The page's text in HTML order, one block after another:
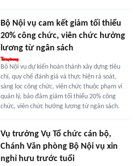
Bộ Nội vụ cam kết giảm tối thiểu
20% công chức, viên chức hưởng
lương từ ngân sách
Bộ Nội vụ dự kiến hoàn thành xây dựng tiêu
chí, quy chế đánh giá và thực hiện rà soát,
sàng lọc công chức, viên chức thuộc phạm vi
quản lý, bảo đảm giảm tối thiểu 20% công
chức, viên chức hưởng lương từ ngân sách.
Vụ trưởng Vụ Tổ chức cán bộ,
Chánh Văn phòng Bộ Nội vụ xin
nghỉ hưu trước tuổi